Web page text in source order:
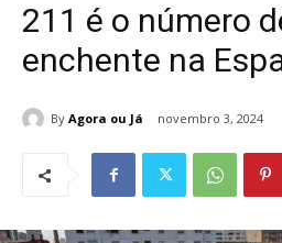
211 é o número
enchente na
By Agora ou Já novembro 3, 2024